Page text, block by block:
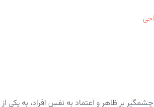
بر ظاهر و اعتماد به نفس افراد، به یکی